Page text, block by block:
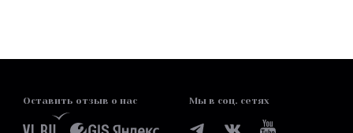
Оставить отзыв о нас Мы в соц. сетях